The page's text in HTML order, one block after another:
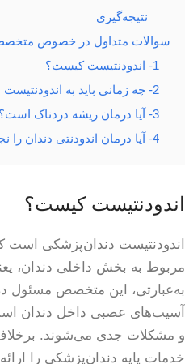
نتیجه‌گیری
سوالات متداول در خصوص
1- اندودنتیست کیست؟
2- چه زمانی باید به اندودنتیست مراجعه کرد؟
3- آیا درمان ریشه دردناک است؟
4- آیا درمان اندودنتی دندان را نجات می‌دهد؟
اندودنتیست کیست؟
اندودنتیست دندان‌پزشکی
مربوط به بخش داخلی دندان،
به‌عبارتی، این متخصص مسئول
آسیب‌های عصبی داخل دندان
و مشکلات جدی می‌شوند.
خدمات پایه دندان‌پزشکی را